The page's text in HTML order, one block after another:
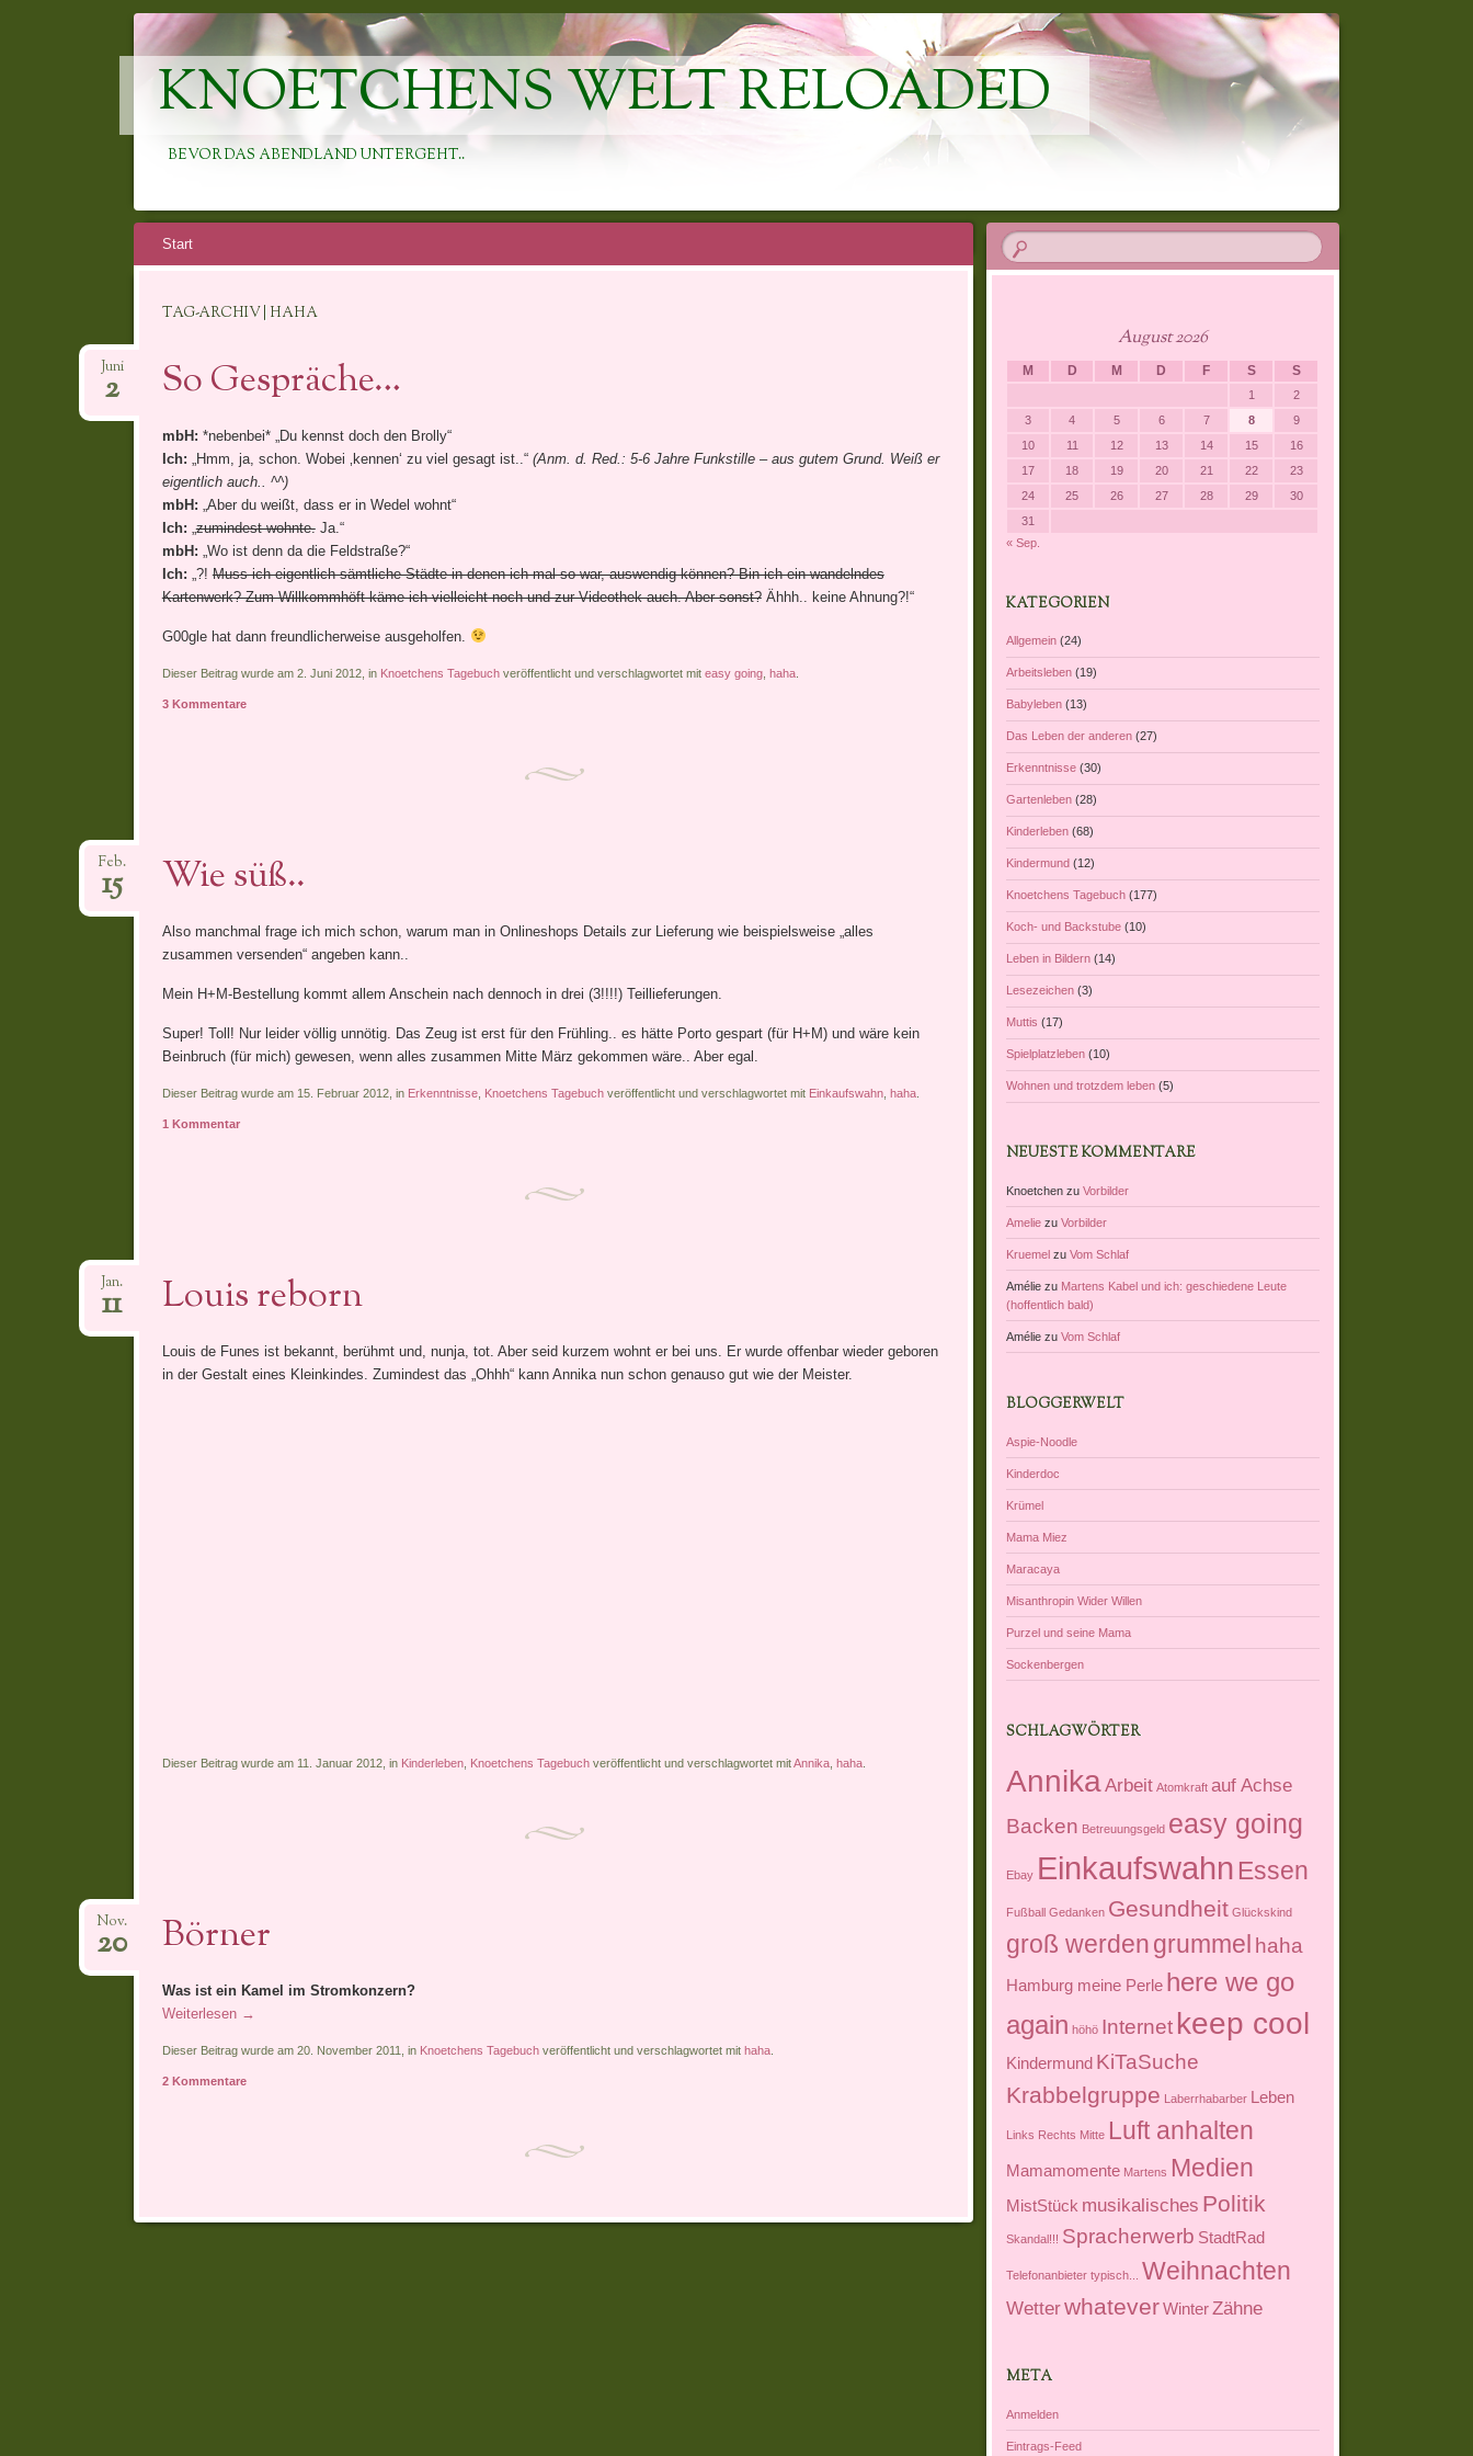
KNOETCHENS WELT RELOADED
BEVOR DAS ABENDLAND UNTERGEHT..
Springe
Start
TAG-ARCHIV | HAHA
So Gespräche…
Juni
2
mbH: *nebenbei* „Du kennst doch den Brolly“
Ich: „Hmm, ja, schon. Wobei ‚kennen‘ zu viel gesagt ist..“ (Anm. d. Red.: 5-6 Jahre Funkstille – aus gutem Grund. Weiß er
eigentlich auch.. ^^)
mbH: „Aber du weißt, dass er in Wedel wohnt“
Ich: „zumindest wohnte.Ja.“
mbH: „Wo ist denn da die Feldstraße?“
Ich: „?!Muss ich eigentlich sämtliche Städte in denen ich mal so war, auswendig können? Bin ich ein wandelndes
Kartenwerk? Zum Willkommhöft käme ich vielleicht noch und zur Videothek auch. Aber sonst?Ähhh.. keine Ahnung?!“
G00gle hat dann freundlicherweise ausgeholfen.
Dieser Beitrag wurde am 2. Juni 2012, in Knoetchens Tagebuchveröffentlicht und verschlagwortet mit easy going, haha.
3 Kommentare
Wie süß..
Feb.
15
Also manchmal frage ich mich schon, warum man in Onlineshops Details zur Lieferung wie beispielsweise „alles
zusammen versenden“ angeben kann..
Mein H+M-Bestellung kommt allem Anschein nach dennoch in drei (3!!!!) Teillieferungen.
Super! Toll! Nur leider völlig unnötig. Das Zeug ist erst für den Frühling.. es hätte Porto gespart (für H+M) und wäre kein
Beinbruch (für mich) gewesen, wenn alles zusammen Mitte März gekommen wäre.. Aber egal.
Dieser Beitrag wurde am 15. Februar 2012, in Erkenntnisse, Knoetchens Tagebuchveröffentlicht und verschlagwortet mit Einkaufswahn, haha.
1 Kommentar
Louis reborn
Jan.
11
Louis de Funes ist bekannt, berühmt und, nunja, tot. Aber seid kurzem wohnt er bei uns. Er wurde offenbar wieder geboren
in der Gestalt eines Kleinkindes. Zumindest das „Ohhh“ kann Annika nun schon genauso gut wie der Meister.
Dieser Beitrag wurde am 11. Januar 2012, in Kinderleben, Knoetchens Tagebuchveröffentlicht und verschlagwortet mitAnnika, haha.
Börner
Nov.
20
Was ist ein Kamel im Stromkonzern?
Weiterlesen →
Dieser Beitrag wurde am 20. November 2011, in Knoetchens Tagebuchveröffentlicht und verschlagwortet mit haha.
2 Kommentare
Artikel-Navigation
August 2026
M D M D F S S
1
2
3
4 5 6 7 8
9
10
11 12 13 14 15
16
17
18 19 20 21 22
23
24
25 26 27 28 29
30
31
« Sep.
KATEGORIEN
Allgemein (24)
Arbeitsleben (19)
Babyleben (13)
Das Leben der anderen (27)
Erkenntnisse (30)
Gartenleben (28)
Kinderleben (68)
Kindermund (12)
Knoetchens Tagebuch (177)
Koch- und Backstube (10)
Leben in Bildern (14)
Lesezeichen (3)
Muttis (17)
Spielplatzleben (10)
Wohnen und trotzdem leben (5)
NEUESTE KOMMENTARE
Knoetchen zuVorbilder
Amelie zuVorbilder
Kruemel zuVom Schlaf
Amélie zu Martens Kabel und ich: geschiedene Leute
(hoffentlich bald)
Amélie zuVom Schlaf
BLOGGERWELT
Aspie-Noodle
Kinderdoc
Krümel
Mama Miez
Maracaya
Misanthropin Wider Willen
Purzel und seine Mama
Sockenbergen
SCHLAGWÖRTER
AnnikaArbeit Atomkraft auf Achse
Backen Betreuungsgeld easy going
Ebay Einkaufswahn Essen
Fußball Gedanken Gesundheit Glückskind
groß werdengrummel haha
Hamburg meine Perle here we go
again höhö Internet keep cool
Kindermund KiTaSuche
Krabbelgruppe Laberrhabarber Leben
Links Rechts Mitte Luft anhalten
Mamamomente Martens Medien
MistStück musikalisches Politik
Skandal!!! Spracherwerb StadtRad
Telefonanbieter typisch... Weihnachten
Wetterwhatever Winter Zähne
META
Anmelden
Eintrags-Feed